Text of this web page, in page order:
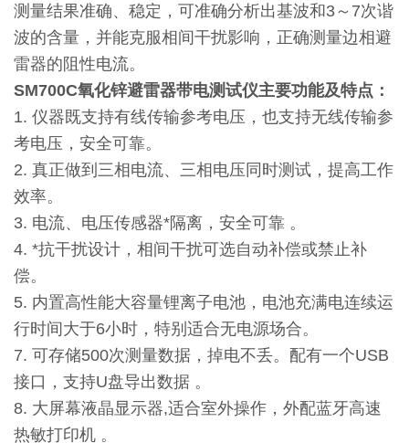
测量结果准确、稳定，可准确分析出基波和3～7次谐
波的含量，并能克服相间干扰影响，正确测量边相避
雷器的阻性电流。
SM700C氧化锌避雷器带电测试仪主要功能及特点：
1. 仪器既支持有线传输参考电压，也支持无线传输参
考电压，安全可靠。
2. 真正做到三相电流、三相电压同时测试，提高工作
效率。
3. 电流、电压传感器*隔离，安全可靠 。
4. *抗干扰设计，相间干扰可选自动补偿或禁止补
偿。
5. 内置高性能大容量锂离子电池，电池充满电连续运
行时间大于6小时，特别适合无电源场合。
7. 可存储500次测量数据，掉电不丢。配有一个USB
接口，支持U盘导出数据 。
8. 大屏幕液晶显示器,适合室外操作，外配蓝牙高速
热敏打印机 。